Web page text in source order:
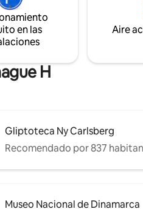
al
en
Niels Bohr. Los
una experiencia de
mezcla de diseño
en las
Aire
H
Gliptoteca Ny Carlsberg
Recomendado por 837
Museo Nacional de Dinamarca